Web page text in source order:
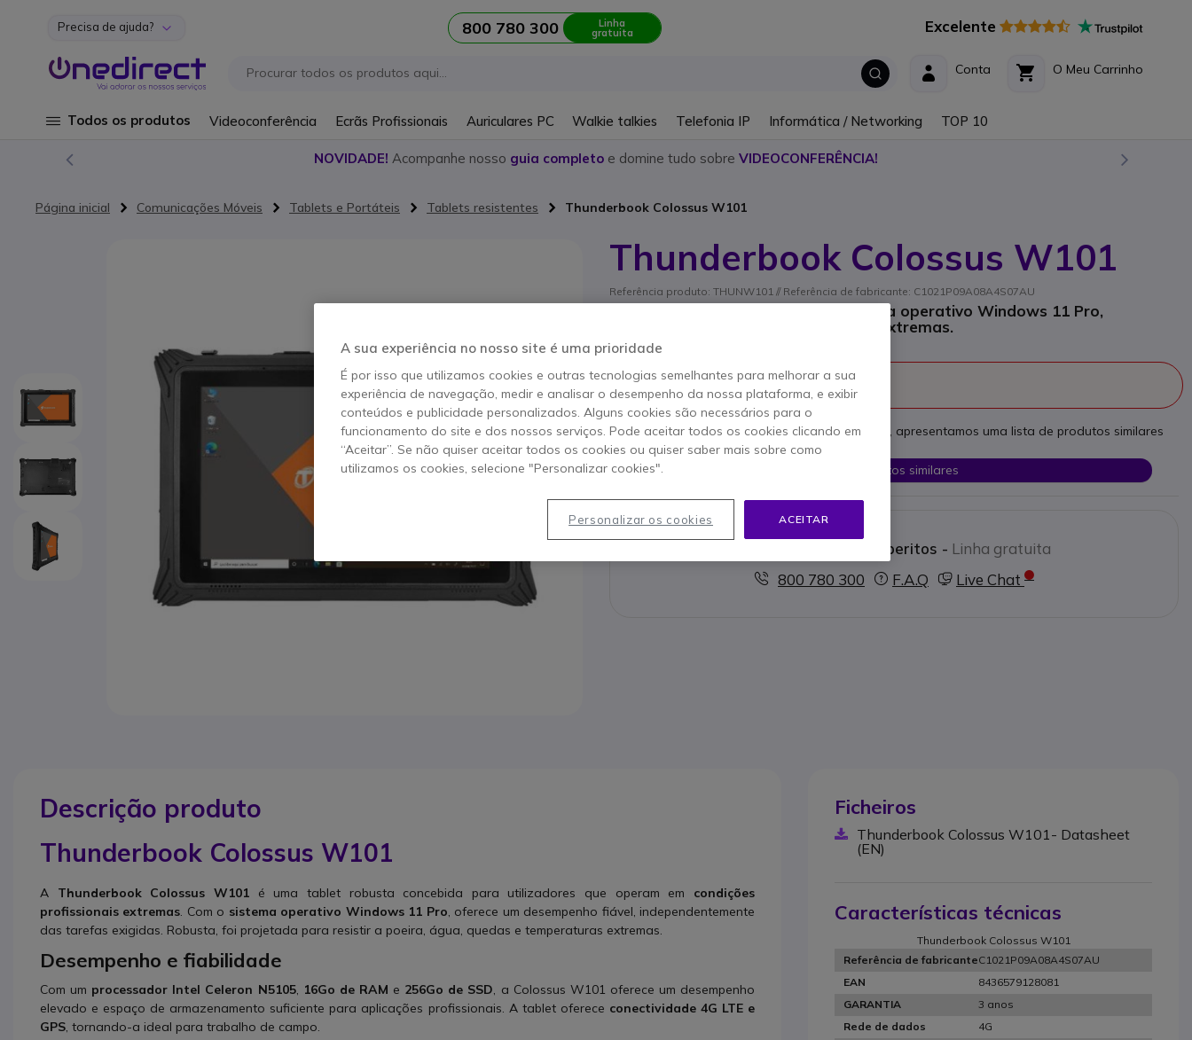
Ir para o Conteúdo
Precisa de ajuda? 800 780 300 Linha
gratuita Excelente
O Meu Carrinho
Conta
Todos os produtos Videoconferência Ecrãs Profissionais Auriculares PC Walkie talkies Telefonia IP Informática / Networking TOP 10
NOVIDADE! Acompanhe nosso guia completo e domine tudo sobre VIDEOCONFERÊNCIA!
Página inicial Comunicações Móveis Tablets e Portáteis Tablets resistentes Thunderbook Colossus W101
Thunderbook Colossus W101
Referência produto: THUNW101 // Referência de fabricante: C1021P09A08A4S07AU
Tablete robusta de 10,1'' com sistema operativo Windows 11 Pro,
concebida para resistir a condições extremas.
Este produto já não é fabricado
Para melhor satisfazer as suas necessidades, apresentamos uma lista de produtos similares
Ver produtos similares
Contacte os nossos peritos - Linha gratuita
800 780 300
F.A.Q Live Chat
Descrição produto
Thunderbook Colossus W101
A Thunderbook Colossus W101é uma tablet robusta concebida para utilizadores que operam em condições
profissionais extremas . Com o sistema operativo Windows 11 Pro , oferece um desempenho fiável, independentemente
das tarefas exigidas. Robusta, foi projetada para resistir a poeira, água, quedas e temperaturas extremas.
Desempenho e fiabilidade
Com um processador Intel Celeron N5105, 16Go de RAM e 256Go de SSD , a Colossus W101 oferece um desempenho
elevado e espaço de armazenamento suficiente para aplicações profissionais. A tablet oferece conectividade 4G LTE e
GPS , tornando-a ideal para trabalho de campo.
Ficheiros
Thunderbook Colossus W101- Datasheet
(EN)
Características técnicas
Thunderbook Colossus W101
Referência de fabricanteC1021P09A08A4S07AU
EAN
8436579128081
GARANTIA
3 anos
Rede de dados
4G
A sua experiência no nosso site é uma prioridade
É por isso que utilizamos cookies e outras tecnologias semelhantes para melhorar a sua
experiência de navegação, medir e analisar o desempenho da nossa plataforma, e exibir
conteúdos e publicidade personalizados. Alguns cookies são necessários para o
funcionamento do site e dos nossos serviços. Pode aceitar todos os cookies clicando em
“Aceitar”. Se não quiser aceitar todos os cookies ou quiser saber mais sobre como
utilizamos os cookies, selecione "Personalizar cookies".
ACEITAR
Personalizar os cookies